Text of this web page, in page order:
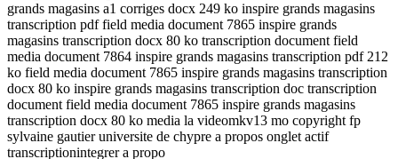
grands magasins a1 corriges docx 249 ko inspire grands magasins
transcription pdf field media document 7865 inspire grands
magasins transcription docx 80 ko transcription document field
media document 7864 inspire grands magasins transcription pdf 212
ko field media document 7865 inspire grands magasins transcription
docx 80 ko inspire grands magasins transcription doc transcription
document field media document 7865 inspire grands magasins
transcription docx 80 ko media la videomkv13 mo copyright fp
sylvaine gautier universite de chypre a propos onglet actif
transcriptionintegrer a propo